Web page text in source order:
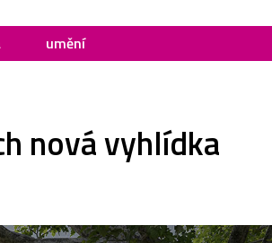
umění
nová vyhlídka